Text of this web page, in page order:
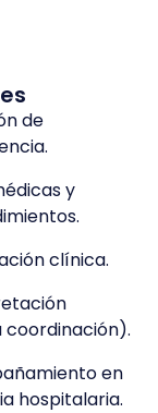
de
y
clínica.
coordinación).
en
hospitalaria.